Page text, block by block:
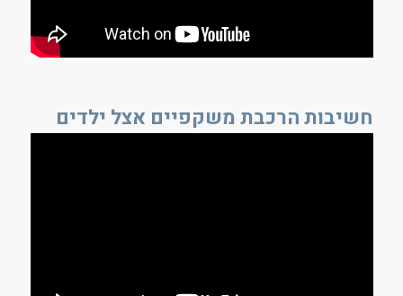
חשיבות הרכבת משקפיים אצל ילדים